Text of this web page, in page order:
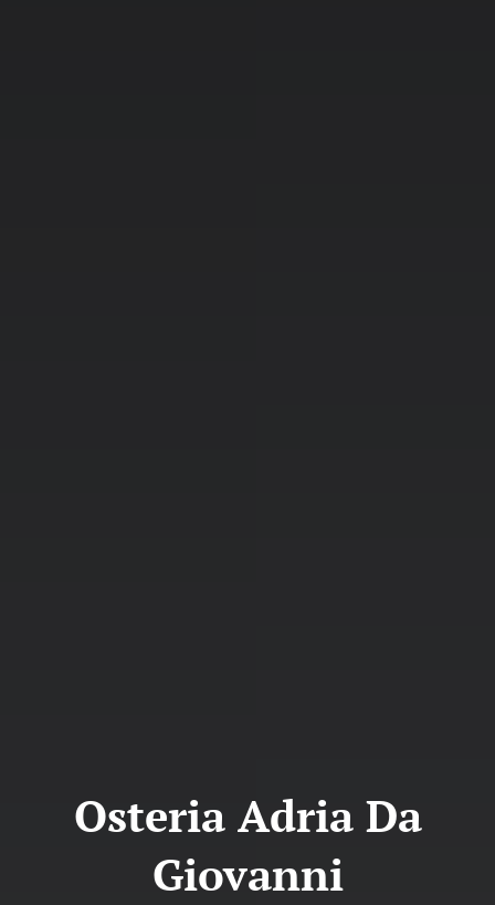
Osteria Adria Da
Giovanni